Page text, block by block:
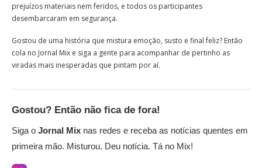
prejuízos materiais nem feridos, e todos os participantes
desembarcaram em segurança.
Gostou de uma história que mistura emoção, susto e final feliz? Então
cola no Jornal Mix e siga a gente para acompanhar de pertinho as
viradas mais inesperadas que pintam por aí.
Gostou? Então não fica de fora!
Siga o Jornal Mix nas redes e receba as notícias quentes em
primeira mão. Misturou. Deu notícia. Tá no Mix!